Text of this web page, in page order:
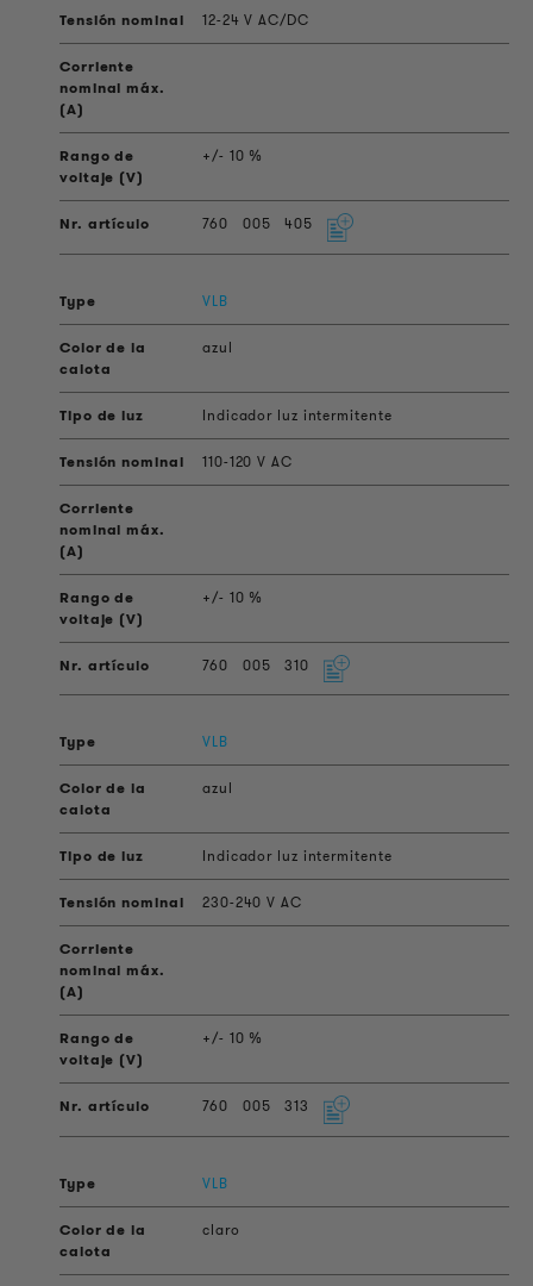
12-24 V AC/DC
+/- 10 %
760 005 405
VLB
azul
Indicador luz intermitente
110-120 V AC
+/- 10 %
760 005 310
VLB
azul
Indicador luz intermitente
230-240 V AC
+/- 10 %
760 005 313
VLB
claro